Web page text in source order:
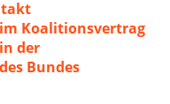
Koalitionsvertrag
der
Bundes